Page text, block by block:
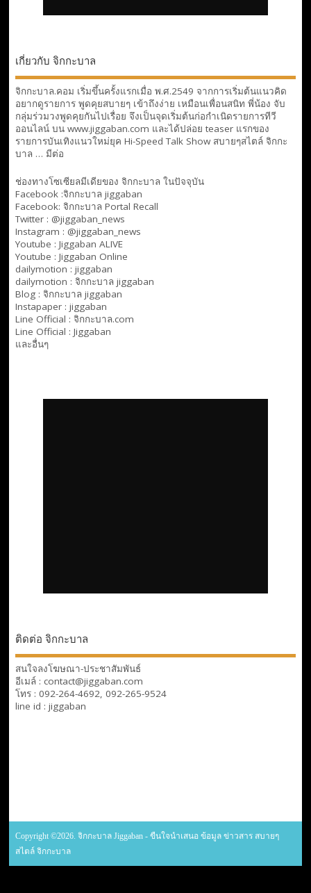
เกี่ยวกับ จิกกะบาล
จิกกะบาล.คอม เริ่มขึ้นครั้งแรกเมื่อ พ.ศ.2549 จากการเริ่มต้นแนวคิด
อยากดูรายการ พูดคุยสบายๆ เข้าถึงง่าย เหมือนเพื่อนสนิท พี่น้อง จับ
กลุ่มร่วมวงพูดคุยกันไปเรื่อย จึงเป็นจุดเริ่มต้นก่อกำเนิดรายการทีวี
ออนไลน์ บน www.jiggaban.com และได้ปล่อย teaser แรกของ
รายการบันเทิงแนวใหม่ยุค Hi-Speed Talk Show สบายๆสไตล์ จิกกะ
บาล … มีต่อ
ช่องทางโซเซียลมีเดียของ จิกกะบาล ในปัจจุบัน
Facebook :จิกกะบาล jiggaban
Facebook: จิกกะบาล Portal Recall
Twitter : @jiggaban_news
Instagram : @jiggaban_news
Youtube : Jiggaban ALIVE
Youtube : Jiggaban Online
dailymotion : jiggaban
dailymotion : จิกกะบาล jiggaban
Blog : จิกกะบาล jiggaban
Instapaper : jiggaban
Line Official : จิกกะบาล.com
Line Official : Jiggaban
และอื่นๆ
ติดต่อ จิกกะบาล
สนใจลงโฆษณา-ประชาสัมพันธ์
อีเมล์ : contact@jiggaban.com
โทร : 092-264-4692, 092-265-9524
line id : jiggaban
Copyright ©2026. จิกกะบาล Jiggaban - ขืนใจนำเสนอ ข้อมูล ข่าวสาร สบายๆ
สไตล์ จิกกะบาล